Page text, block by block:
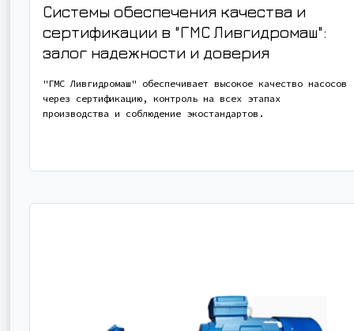
Системы обеспечения качества и
сертификации в "ГМС Ливгидромаш":
залог надежности и доверия
"ГМС Ливгидромаш" обеспечивает высокое качество насосов
через сертификацию, контроль на всех этапах
производства и соблюдение экостандартов.